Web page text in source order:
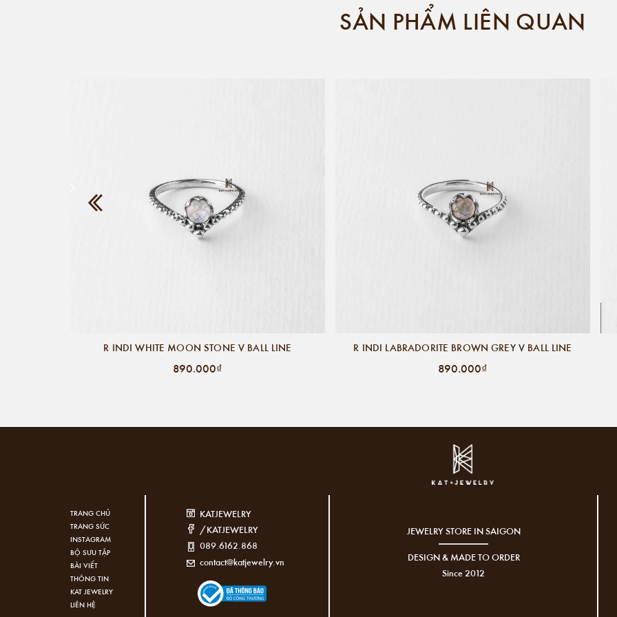
SẢN PHẨM LIÊN QUAN
R INDI WHITE MOON STONE V BALL LINE
890.000₫
R INDI LABRADORITE BROWN GREY V BALL LINE
890.000₫
TRANG CHỦ
TRANG SỨC
INSTAGRAM
BỘ SƯU TẬP
BÀI VIẾT
THÔNG TIN
KAT JEWELRY
LIÊN HỆ
KATJEWELRY
/KATJEWELRY
089.6162.868
contact@katjewelry.vn
JEWELRY STORE IN SAIGON
DESIGN & MADE TO ORDER
Since 2012